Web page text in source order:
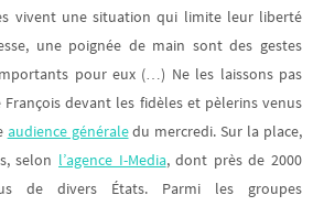
vivent une situation qui limite leur liberté
une poignée de main sont des gestes
pour eux (…) Ne les laissons pas
devant les fidèles et pèlerins venus
audience généraledu mercredi. Sur la place,
selon l’agence I-Media, dont près de 2000
de divers États. Parmi les groupes